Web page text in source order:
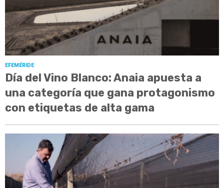
EFEMÉRIDE
Día del Vino Blanco: Anaia apuesta a
una categoría que gana protagonismo
con etiquetas de alta gama